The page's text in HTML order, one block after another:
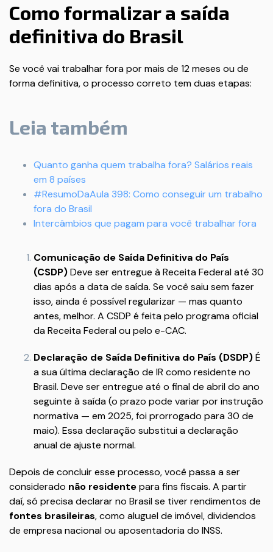
Como formalizar a saída
definitiva do Brasil
Se você vai trabalhar fora por mais de 12 meses ou de
forma definitiva, o processo correto tem duas etapas:
Leia também
Quanto ganha quem trabalha fora? Salários reais
em 8 países
#ResumoDaAula 398: Como conseguir um trabalho
fora do Brasil
Intercâmbios que pagam para você trabalhar fora
Comunicação de Saída Definitiva do País
(CSDP)Deve ser entregue à Receita Federal até 30
dias após a data de saída. Se você saiu sem fazer
isso, ainda é possível regularizar — mas quanto
antes, melhor. A CSDP é feita pelo programa oficial
da Receita Federal ou pelo e-CAC.
Declaração de Saída Definitiva do País (DSDP)É
a sua última declaração de IR como residente no
Brasil. Deve ser entregue até o final de abril do ano
seguinte à saída (o prazo pode variar por instrução
normativa — em 2025, foi prorrogado para 30 de
maio). Essa declaração substitui a declaração
anual de ajuste normal.
Depois de concluir esse processo, você passa a ser
considerado não residentepara fins fiscais. A partir
daí, só precisa declarar no Brasil se tiver rendimentos de
fontes brasileiras, como aluguel de imóvel, dividendos
de empresa nacional ou aposentadoria do INSS.